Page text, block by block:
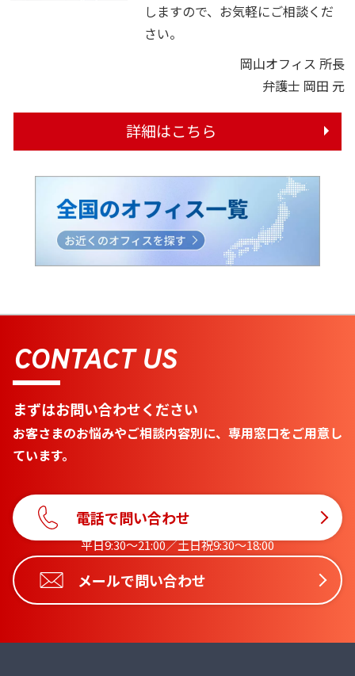
しますので、お気軽にご相談くだ
さい。
岡山オフィス 所長
弁護士 岡田 元
詳細はこちら
CONTACT US
まずはお問い合わせください
お客さまのお悩みやご相談内容別に、専用窓口をご用意し
ています。
電話で問い合わせ
平日9:30〜21:00／土日祝9:30〜18:00
メールで問い合わせ